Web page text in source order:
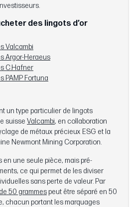
des lingots d’or
Valcambi
Argor-Heraeus
C.Hafner
PAMP Fortuna
un type particulier de lingots
suisse Valcambi, en collaboration
de métaux précieux ESG et la
Newmont Mining Corporation.
en une seule pièce, mais pré-
ce qui permet de les diviser
sans perte de valeur. Par
50 grammespeut être séparé en 50
chacun portant les marquages